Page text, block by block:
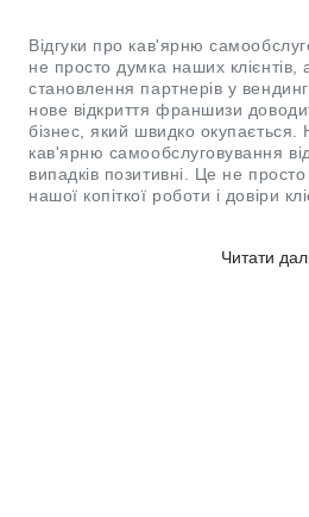
Відгуки про кав'ярню
не просто думка наших клієнтів, а
становлення партнерів у
нове відкриття франшизи
бізнес, який швидко
кав'ярню самообслуговування
випадків позитивні. Це не
нашої копіткої роботи і довіри
Читати